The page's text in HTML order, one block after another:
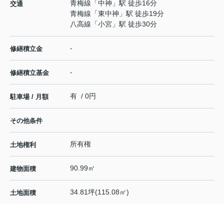
交通 青梅線 「中神 」駅 徒歩16分
青梅線 「東中神 」駅 徒歩19分
八高線 「小宮 」駅 徒歩30分
修繕積立金 -
修繕積立基金 -
駐車場 / 月額 有 / 0円
その他条件
土地権利 所有権
建物面積 90.99㎡
土地面積 34.81坪(115.08㎡)